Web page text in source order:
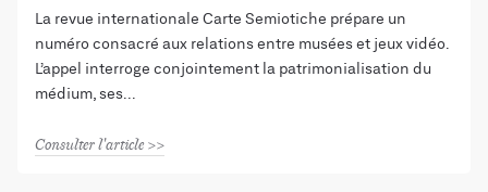
La revue internationale Carte Semiotiche prépare un
numéro consacré aux relations entre musées et jeux vidéo.
L’appel interroge conjointement la patrimonialisation du
médium, ses
Consulter l'article